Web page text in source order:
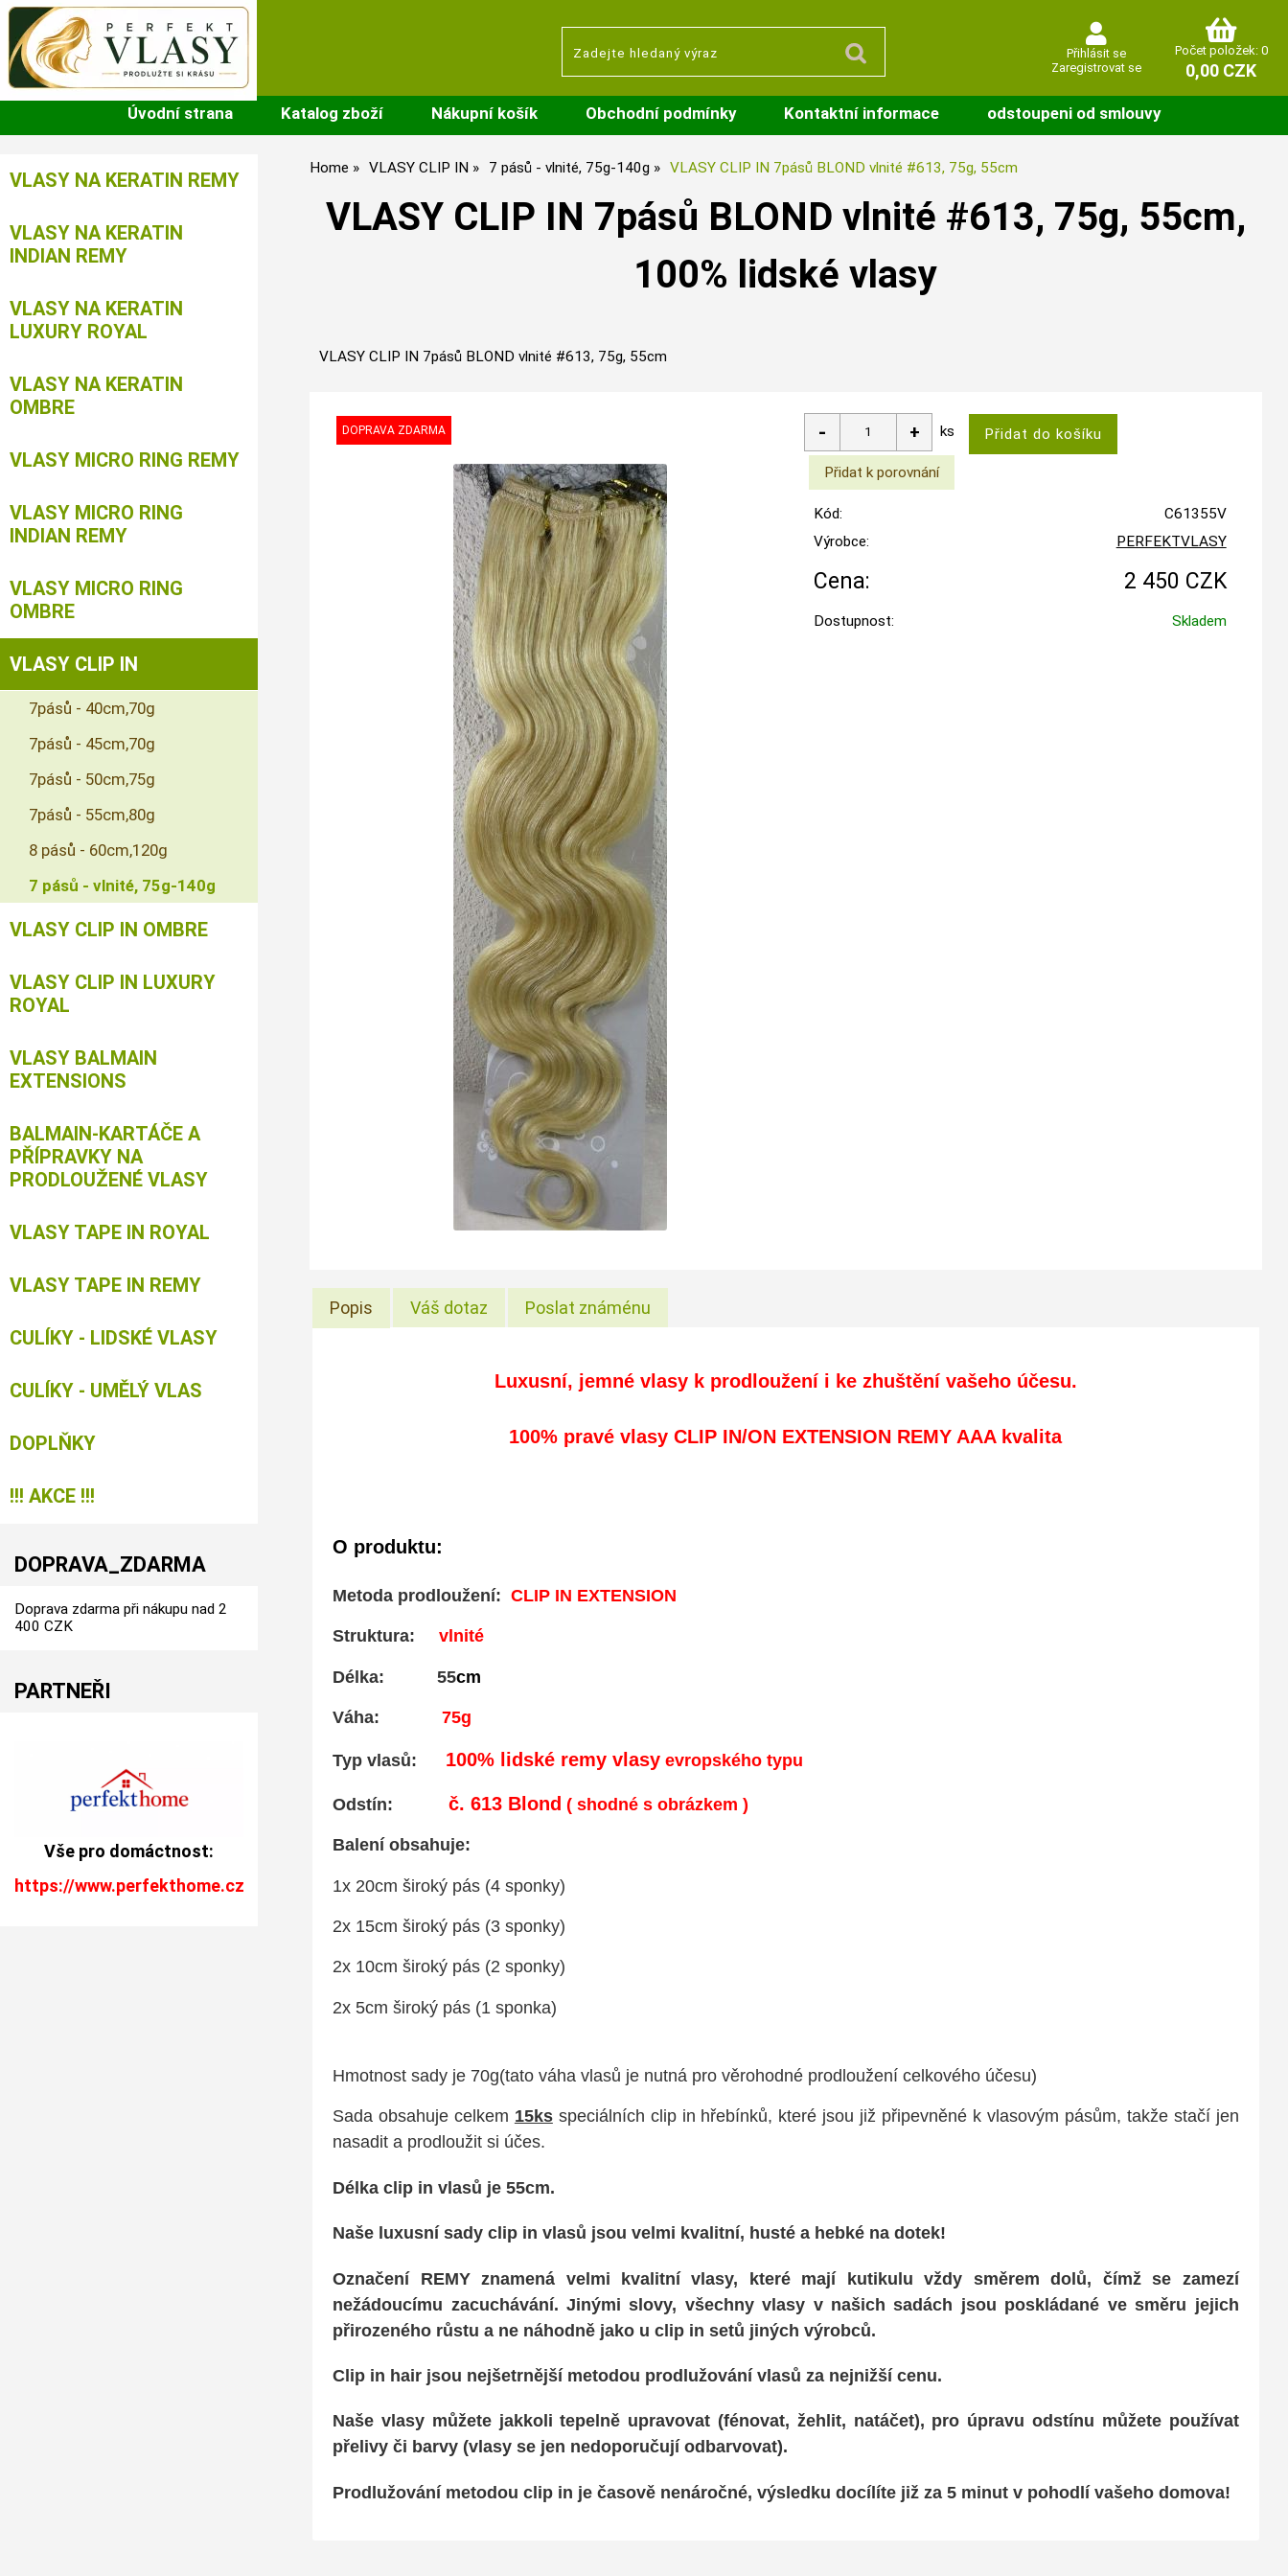
Počet položek: 0
0,00 CZK
Přihlásit se
Zaregistrovat se
Úvodní strana Katalog zboží Nákupní košík Obchodní podmínky Kontaktní informace odstoupeni od smlouvy
Home VLASY CLIP IN 7 pásů - vlnité, 75g-140g VLASY CLIP IN 7pásů BLOND vlnité #613, 75g, 55cm
VLASY CLIP IN 7pásů BLOND vlnité #613, 75g, 55cm,
100% lidské vlasy
VLASY CLIP IN 7pásů BLOND vlnité #613, 75g, 55cm
ks
Kód:
C61355V
Výrobce:
PERFEKTVLASY
Cena: 2 450 CZK
Dostupnost: Skladem
Popis Váš dotaz Poslat známénu
Luxusní, jemné vlasy k prodloužení i ke zhuštění vašeho účesu.
100% pravé vlasy CLIP IN/ON EXTENSION REMY AAA kvalita
O produktu:
Metoda prodloužení:CLIP IN EXTENSION
Struktura:vlnité
Délka: 55cm
Váha: 75g
Typ vlasů: 100% lidské remy vlasy evropského typu
Odstín: č. 613 Blond ( shodné s obrázkem )
Balení obsahuje:
1x 20cm široký pás (4 sponky)
2x 15cm široký pás (3 sponky)
2x 10cm široký pás (2 sponky)
2x 5cm široký pás (1 sponka)
Hmotnost sady je 70g(tato váha vlasů je nutná pro věrohodné prodloužení celkového účesu)
Sada obsahuje celkem 15ksspeciálních clip in hřebínků, které jsou již připevněné k vlasovým pásům, takže stačí jen
nasadit a prodloužit si účes.
Délka clip in vlasů je 55cm.
Naše luxusní sady clip in vlasů jsou velmi kvalitní, husté a hebké na dotek!
Označení REMYznamená velmi kvalitní vlasy, které mají kutikulu vždy směrem dolů, čímž se zamezí
nežádoucímu zacuchávání. Jinými slovy, všechny vlasy v našich sadách jsou poskládané vesměru jejich
přirozeného růstu a ne náhodně jako u clip in setů jiných výrobců.
Clip in hair jsou nejšetrnější metodou prodlužování vlasů za nejnižší cenu.
Naše vlasy můžete jakkoli tepelně upravovat (fénovat, žehlit, natáčet), pro úpravu odstínu můžete používat
přelivy či barvy (vlasy se jen nedoporučují odbarvovat).
Prodlužování metodou clip in ječasově nenáročné, výsledku docílíte již za5 minut v pohodlí vašeho domova!
VLASY NA KERATIN REMY
VLASY NA KERATIN
INDIAN REMY
VLASY NA KERATIN
LUXURY ROYAL
VLASY NA KERATIN
OMBRE
VLASY MICRO RING REMY
VLASY MICRO RING
INDIAN REMY
VLASY MICRO RING
OMBRE
VLASY CLIP IN
7pásů - 40cm,70g
7pásů - 45cm,70g
7pásů - 50cm,75g
7pásů - 55cm,80g
8 pásů - 60cm,120g
7 pásů - vlnité, 75g-140g
VLASY CLIP IN OMBRE
VLASY CLIP IN LUXURY
ROYAL
VLASY BALMAIN
EXTENSIONS
BALMAIN-KARTÁČE A
PŘÍPRAVKY NA
PRODLOUŽENÉ VLASY
VLASY TAPE IN ROYAL
VLASY TAPE IN REMY
CULÍKY - LIDSKÉ VLASY
CULÍKY - UMĚLÝ VLAS
DOPLŇKY
!!! AKCE !!!
DOPRAVA_ZDARMA
Doprava zdarma při nákupu nad 2
400 CZK
PARTNEŘI
Vše pro domáctnost:
https://www.perfekthome.cz